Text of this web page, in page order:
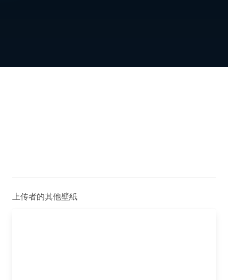
上传者的其他壁紙